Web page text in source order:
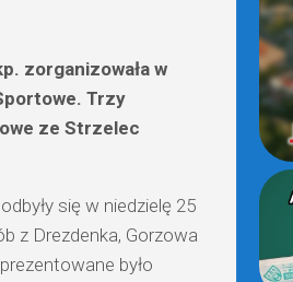
zorganizowała w
Trzy
ze Strzelec
się w niedzielę 25
z Drezdenka, Gorzowa
było